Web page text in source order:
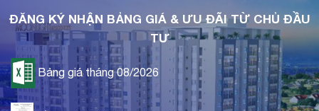
ĐĂNG KÝ NHẬN BẢNG GIÁ & ƯU ĐÃI TỪ CHỦ ĐẦU
TƯ
Bảng giá tháng 08/2026